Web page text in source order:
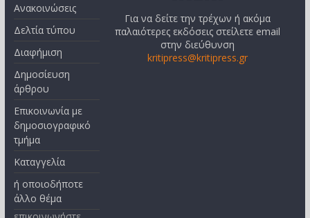
Ανακοινώσεις
Δελτία τύπου
Διαφήμιση
Δημοσίευση
άρθρου
Επικοινωνία με
δημοσιογραφικό
τμήμα
Καταγγελία
ή οποιοδήποτε
άλλο θέμα
Για να δείτε την τρέχων ή ακόμα
παλαιότερες εκδόσεις στείλετε email
στην διεύθυνση
kritipress@kritipress.gr